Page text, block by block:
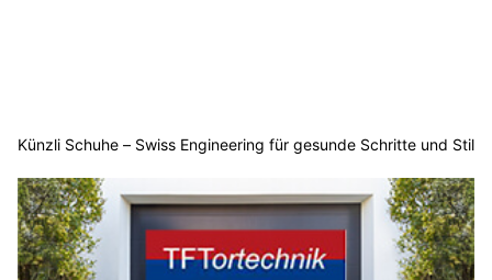
Künzli Schuhe – Swiss Engineering für gesunde Schritte und Stil